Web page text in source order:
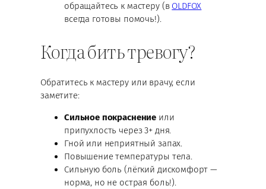
обращайтесь к мастеру (в OLDFOX
всегда готовы помочь!).
Когда бить тревогу?
Обратитесь к мастеру или врачу, если
заметите:
Сильное покраснение или
припухлость через 3+ дня.
Гной или неприятный запах.
Повышение температуры тела.
Сильную боль (лёгкий дискомфорт —
норма, но не острая боль!).